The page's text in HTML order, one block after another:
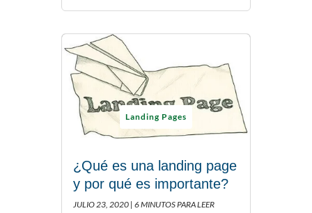
Landing Pages
¿Qué es una landing page
y por qué es importante?
JULIO 23, 2020 | 6 MINUTOS PARA LEER